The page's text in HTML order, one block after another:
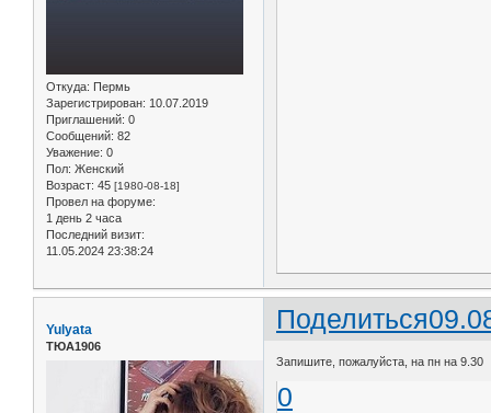
Откуда: Пермь
Зарегистрирован: 10.07.2019
Приглашений: 0
Сообщений: 82
Уважение: 0
Пол: Женский
Возраст: 45 [1980-08-18]
Провел на форуме:
1 день 2 часа
Последний визит:
11.05.2024 23:38:24
Поделиться
Yulyata
ТЮА1906
Запишите, пожалуйста, на пн на 9.30
0